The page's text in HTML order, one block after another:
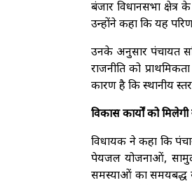
बंजार विधानसभा क्षेत्र के
उन्होंने कहा कि यह
उनके अनुसार पंचायत
राजनीति को
कारण है कि स्थानीय स्तर
विकास कार्यों को
विधायक ने कहा कि
पेयजल योजनाओं,
समस्याओं का समयबद्ध